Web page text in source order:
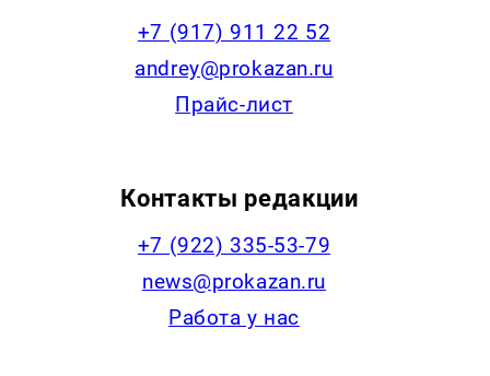
+7 (917) 911 22 52
andrey@prokazan.ru
Прайс-лист
Контакты редакции
+7 (922) 335-53-79
news@prokazan.ru
Работа у нас